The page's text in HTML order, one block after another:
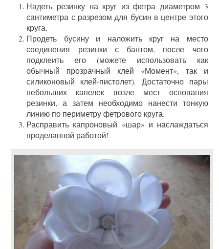
Надеть резинку на круг из фетра диаметром 3
сантиметра с разрезом для бусин в центре этого
круга.
Продеть бусину и наложить круг на место
соединения резинки с бантом, после чего
подклеить его (можете использовать как
обычный прозрачный клей «Момент», так и
силиконовый клей-пистолет). Достаточно пары
небольших капелек возле мест основания
резинки, а затем необходимо нанести тонкую
линию по периметру фетрового круга.
Расправить капроновый «шар» и наслаждаться
проделанной работой!